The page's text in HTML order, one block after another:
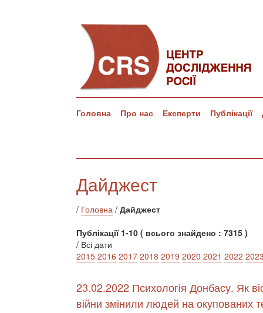
Головна Про нас Експерти Публікації
Дайджест
/ Головна / Дайджест
Публікації 1-10 ( всього знайдено : 7315 )
/ Всі дати
2015 2016 2017 2018 2019 2020 2021 2022
23.02.2022 Психологія Донбасу. Як
війни змінили людей на окупованих